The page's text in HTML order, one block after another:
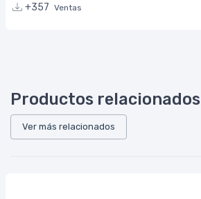
+357 Ventas
Productos relacionados
Ver más relacionados